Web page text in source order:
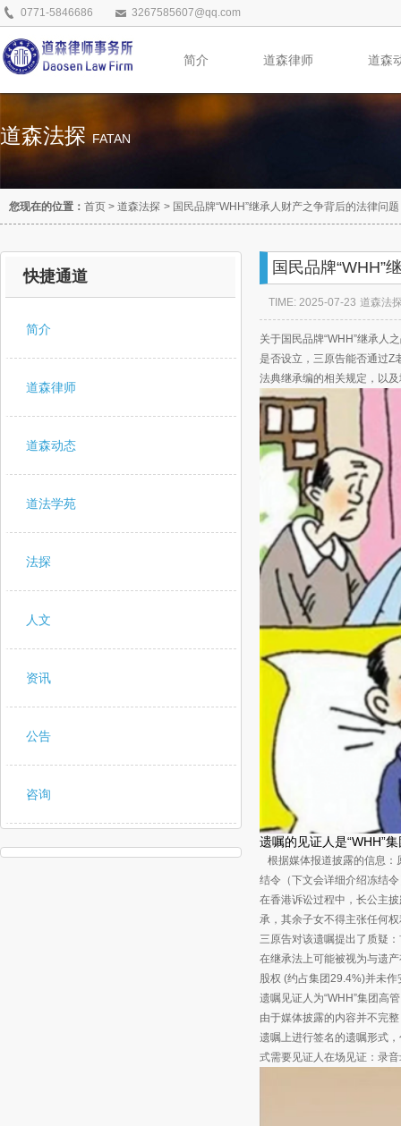
0771-5846686 3267585607@qq.com
简介 道森律师 道森
道森法探FATAN
您现在的位置： 首页 > 道森法探 > 国民品牌“WHH”继承人财产之争背后的法律问题
快捷通道
简介
道森律师
道森动态
道法学苑
法探
人文
资讯
公告
咨询
国民品牌“WHH”
TIME: 2025-07-23 道森法
关于国民品牌“WHH”继承人
是否设立，三原告能否通过Z
法典继承编的相关规定，以
遗嘱的见证人是“WHH”
根据媒体报道披露的信息：
结令（下文会详细介绍冻结
在香港诉讼过程中，长公主
承，其余子女不得主张任何
三原告对该遗嘱提出了质疑
在继承法上可能被视为与遗
股权 (约占集团29.4%)并未作
遗嘱见证人为“WHH”集团高
由于媒体披露的内容并不完
遗嘱上进行签名的遗嘱形式
式需要见证人在场见证：录